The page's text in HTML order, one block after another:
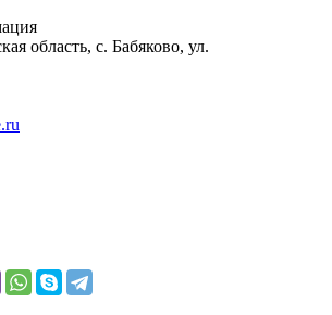
область, с. Бабяково, ул.